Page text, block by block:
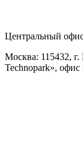
Центральный
Москва: 115432,
Technopark», офис